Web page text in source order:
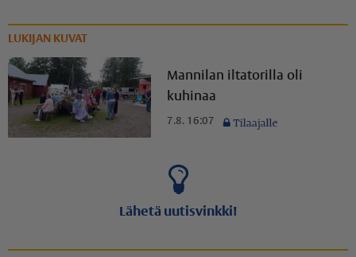
LUKIJAN KUVAT
Mannilan iltatorilla oli
kuhinaa
7.8. 16:07
Lähetä uutisvinkki!